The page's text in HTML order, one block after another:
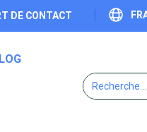
English
DE CONTACT